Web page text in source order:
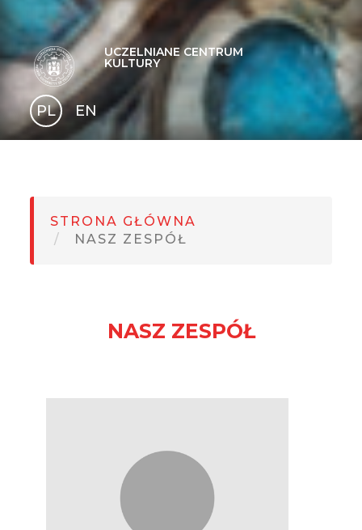
UCZELNIANE CENTRUM
KULTURY
PL
EN
GLI
STRONA GŁÓWNA
NASZ ZESPÓŁ
NASZ ZESPÓŁ